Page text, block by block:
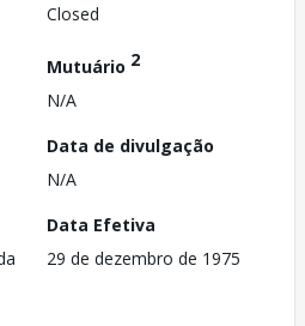
Closed
Mutuário 2
N/A
Data de divulgação
N/A
Data Efetiva
29 de dezembro de 1975